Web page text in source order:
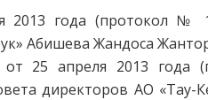
2013 года (протокол №
Абишева Жандоса
25 апреля 2013 года
директоров АО «Тау-